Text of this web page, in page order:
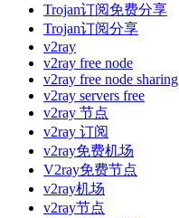
Trojan订阅免费分享
Trojan订阅分享
v2ray
v2ray free node
v2ray free node sharing
v2ray servers free
v2ray 节点
v2ray 订阅
v2ray免费机场
V2ray免费节点
v2ray机场
v2ray节点